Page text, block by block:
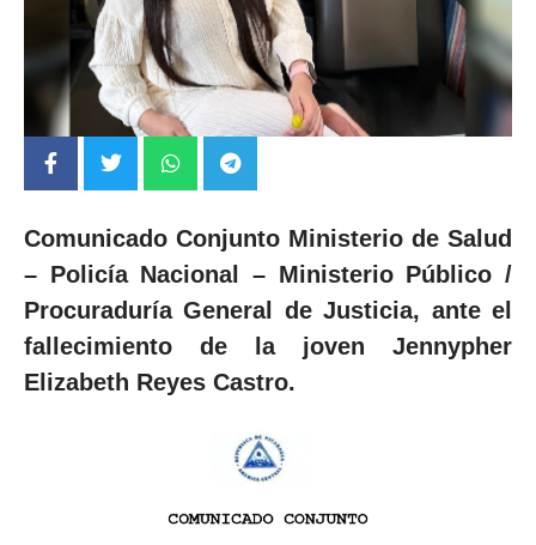
Comunicado Conjunto Ministerio de Salud
– Policía Nacional – Ministerio Público /
Procuraduría General de Justicia, ante el
fallecimiento de la joven Jennypher
Elizabeth Reyes Castro.